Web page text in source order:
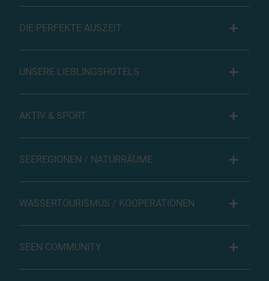
DIE PERFEKTE AUSZEIT
UNSERE LIEBLINGSHOTELS
AKTIV & SPORT
SEEREGIONEN / NATURRÄUME
WASSERTOURISMUS / KOOPERATIONEN
SEEN COMMUNITY